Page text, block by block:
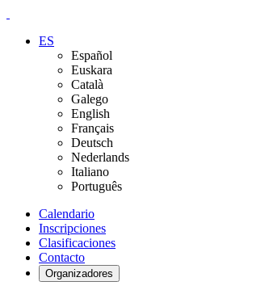
ES
Español
Euskara
Català
Galego
English
Français
Deutsch
Nederlands
Italiano
Português
Calendario
Inscripciones
Clasificaciones
Contacto
Organizadores